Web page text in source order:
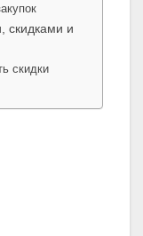
скидками и
скидки